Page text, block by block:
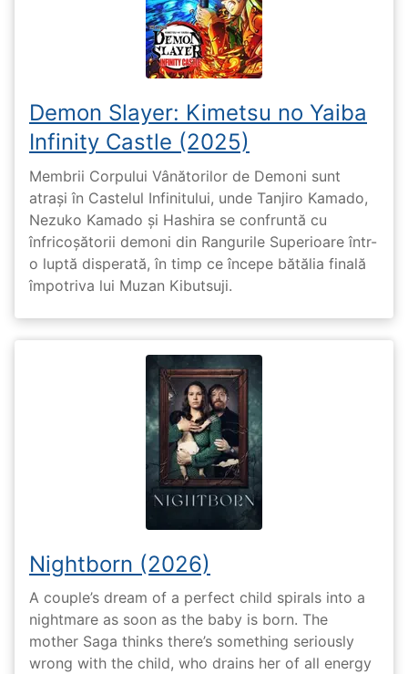
Demon Slayer: Kimetsu no Yaiba
Infinity Castle (2025)
Membrii Corpului Vânătorilor de Demoni sunt
atrași în Castelul Infinitului, unde Tanjiro Kamado,
Nezuko Kamado și Hashira se confruntă cu
înfricoșătorii demoni din Rangurile Superioare într-
o luptă disperată, în timp ce începe bătălia finală
împotriva lui Muzan Kibutsuji.
Nightborn (2026)
A couple’s dream of a perfect child spirals into a
nightmare as soon as the baby is born. The
mother Saga thinks there’s something seriously
wrong with the child, who drains her of all energy